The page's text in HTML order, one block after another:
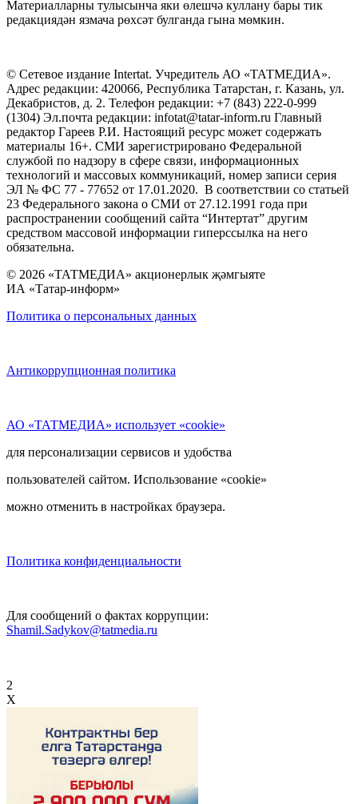
Материалларны тулысынча яки өлешчә куллану бары тик
редакциядән язмача рөхсәт булганда гына мөмкин.
© Сетевое издание Intertat. Учредитель АО «ТАТМЕДИА».
Адрес редакции: 420066, Республика Татарстан, г. Казань, ул.
Декабристов, д. 2. Телефон редакции: +7 (843) 222-0-999
(1304) Эл.почта редакции: infotat@tatar-inform.ru Главный
редактор Гареев Р.И. Настоящий ресурс может содержать
материалы 16+. СМИ зарегистрировано Федеральной
службой по надзору в сфере связи, информационных
технологий и массовых коммуникаций, номер записи серия
ЭЛ № ФС 77 - 77652 от 17.01.2020. В соответствии со статьей
23 Федерального закона о СМИ от 27.12.1991 года при
распространении сообщений сайта “Интертат” другим
средством массовой информации гиперссылка на него
обязательна.
© 2026 «ТАТМЕДИА» акционерлык җәмгыяте
ИА «Татар-информ»
Политика о персональных данных
Антикоррупционная политика
АО «ТАТМЕДИА» использует «cookie»
для персонализации сервисов и удобства
пользователей сайтом. Использование «cookie»
можно отменить в настройках браузера.
Политика конфиденциальности
Для сообщений о фактах коррупции:
Shamil.Sadykov@tatmedia.ru
2
X